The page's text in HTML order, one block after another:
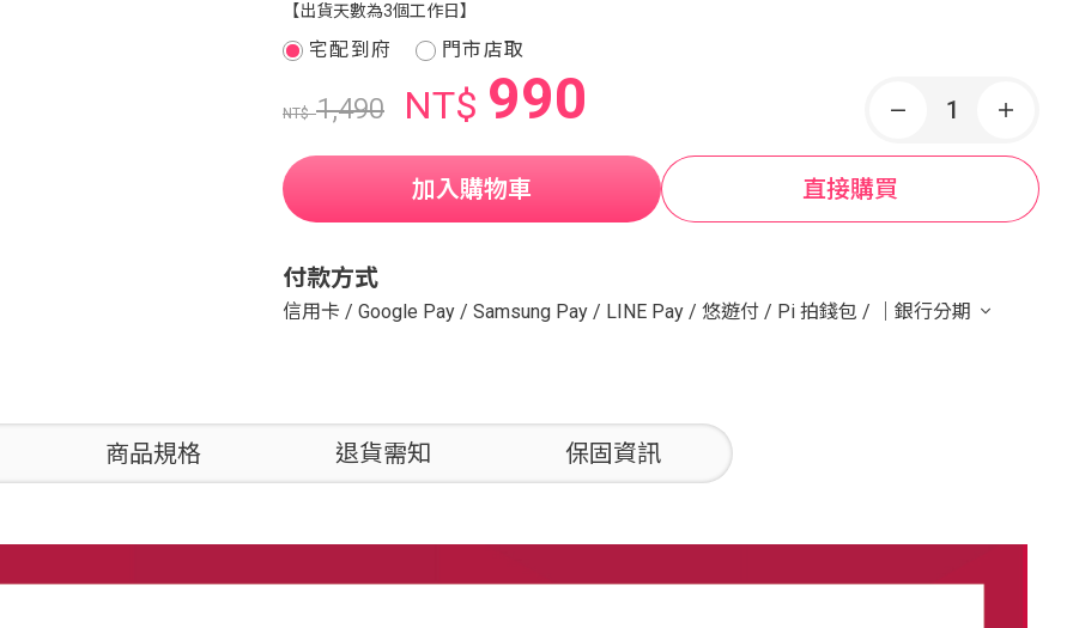
【出貨天數為3個工作日】
宅配到府 門市店取
NT$1,490 NT$ 990
加入購物車 直接購買
付款方式
信用卡 / Google Pay / Samsung Pay / LINE Pay / 悠遊付 / Pi 拍錢包 / ｜銀行分期
商品規格 退貨需知 保固資訊